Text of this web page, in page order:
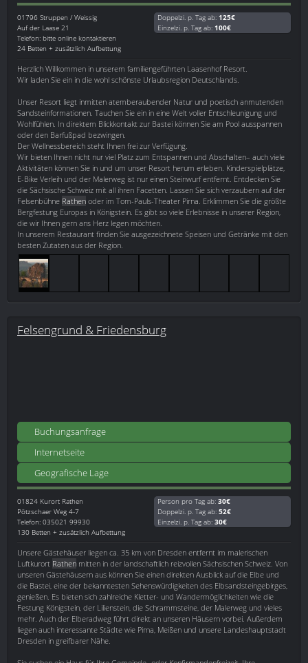
01796 Struppen / Weissig
Auf der Laase 21
Telefon: bitte online kontaktieren
24 Betten + zusätzlich Aufbettung
Doppelzi. p. Tag ab: 125€
Einzelzi. p. Tag ab: 100€
Herzlich Willkommen in unserem familiengeführten Laasenhof Resort.
Wir laden Sie ein in die wohl schönste Urlaubsregion Deutschlands.
Unser Resort liegt inmitten atemberaubender Natur und poetisch anmutenden
Sandsteinformationen. Tauchen Sie ein in eine Welt voller Entschleunigung und
Wohlfühlen. In direktem Blickkontakt zur Bastei können Sie am Pool ausspannen
oder den Barfußpad bezwingen.
Der Wellnessbereich steht Ihnen frei zur Verfügung.
Wir bieten Ihnen nicht nur viel Platz zum Entspannen und Abschalten– auch viele
Aktivitäten können Sie in und um unser Resort herum erleben. Kinderspielplätze,
E-Bike Verleih und der Malerweg ist nur einen Steinwurf entfernt. Entdecken Sie
die Sächsische Schweiz mit all ihren Facetten. Lassen Sie sich verzaubern auf der
Felsenbühne Rathen oder im Tom-Pauls-Theater Pirna. Erklimmen Sie die größte
Bergfestung Europas in Königstein. Es gibt so viele Erlebnisse in unserer Region,
die wir Ihnen gern ans Herz legen möchten.
In unserem Restaurant finden Sie ausgezeichnete Speisen und Getränke mit den
besten Zutaten aus der Region.
Felsengrund & Friedensburg
Buchungsanfrage
Internetseite
Geografische Lage
01824 Kurort Rathen
Pötzschaer Weg 4-7
Telefon: 035021 99930
130 Betten + zusätzlich Aufbettung
Person pro Tag ab: 30€
Doppelzi. p. Tag ab: 52€
Einzelzi. p. Tag ab: 30€
Unsere Gästehäuser liegen ca. 35 km von Dresden entfernt im malerischen
Luftkurort Rathen mitten in der landschaftlich reizvollen Sächsischen Schweiz. Von
unseren Gästehäusern aus können Sie einen direkten Ausblick auf die Elbe und
die Bastei, eine der bekanntesten Sehenswürdigkeiten des Elbsandsteingebirges,
genießen. Es bieten sich zahlreiche Kletter- und Wandermöglichkeiten wie die
Festung Königstein, der Lilienstein, die Schrammsteine, der Malerweg und vieles
mehr. Auch der Elberadweg führt direkt an unseren Häusern vorbei. Außerdem
liegen auch interessante Städte wie Pirna, Meißen und unsere Landeshauptstadt
Dresden in greifbarer Nähe.